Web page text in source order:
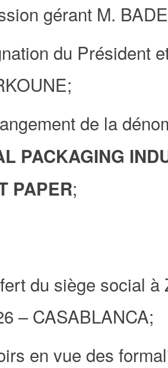
gérant M.
du Président
;
de la
PACKAGING
PAPER;
du siège social
– CASABLANCA;
en vue des